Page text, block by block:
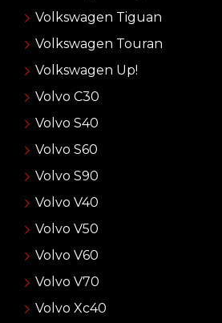
Volkswagen Tiguan
Volkswagen Touran
Volkswagen Up!
Volvo C30
Volvo S40
Volvo S60
Volvo S90
Volvo V40
Volvo V50
Volvo V60
Volvo V70
Volvo Xc40